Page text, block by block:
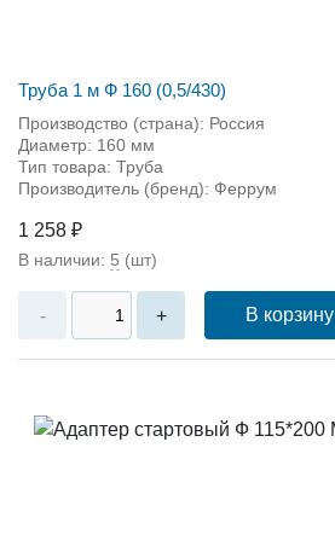
Труба 1 м Ф 160 (0,5/430)
Производство (страна): Россия
Диаметр: 160 мм
Тип товара: Труба
Производитель (бренд): Феррум
1 258 ₽
В наличии: 5 (шт)
- + В корзину